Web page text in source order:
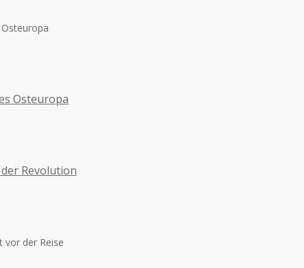
Osteuropa
Revolution
vor der Reise